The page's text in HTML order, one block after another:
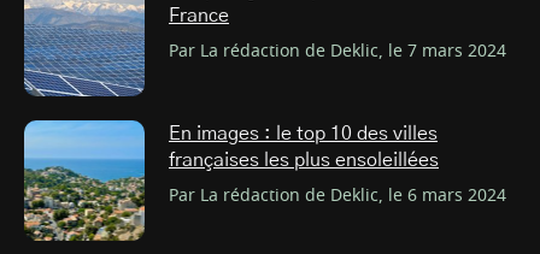
France
Par La rédaction de Deklic, le 7 mars 2024
En images : le top 10 des villes
françaises les plus ensoleillées
Par La rédaction de Deklic, le 6 mars 2024